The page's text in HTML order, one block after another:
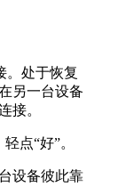
。处于恢复
另一台设备
接。
点“好”。
设备彼此靠